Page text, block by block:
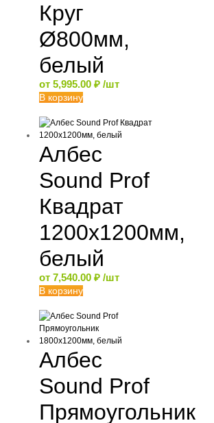
Круг
Ø800мм,
белый
от 5,995.00 ₽ /шт
В корзину
Албес
Sound Prof
Квадрат
1200х1200мм,
белый
от 7,540.00 ₽ /шт
В корзину
Албес
Sound Prof
Прямоугольник